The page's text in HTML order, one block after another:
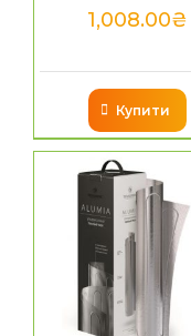
1,008.00₴
Купити